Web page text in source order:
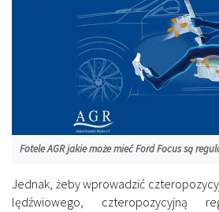
Fotele AGR jakie może mieć Ford Focus są
Jednak, żeby wprowadzić
lędźwiowego, czteropozycyjną